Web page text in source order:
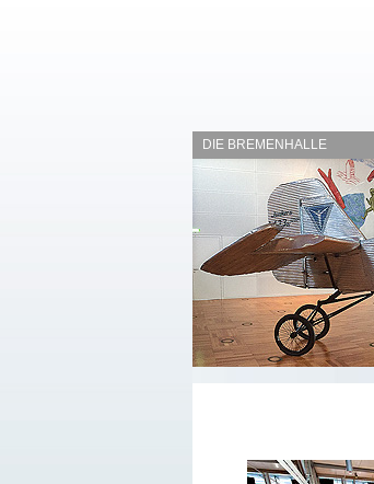
DIE BREMENHALLE